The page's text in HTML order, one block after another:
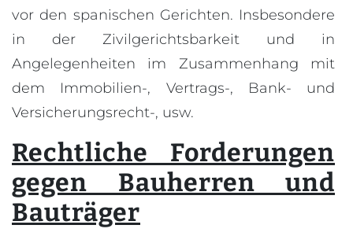
vor den spanischen Gerichten. Insbesondere
in der Zivilgerichtsbarkeit und in
Angelegenheiten im Zusammenhang mit
dem Immobilien-, Vertrags-, Bank- und
Versicherungsrecht-, usw.
Rechtliche Forderungen
gegen Bauherren und
Bauträger